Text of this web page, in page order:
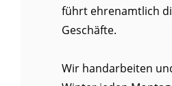
führt ehrenamtlich
Geschäfte.
Wir handarbeiten